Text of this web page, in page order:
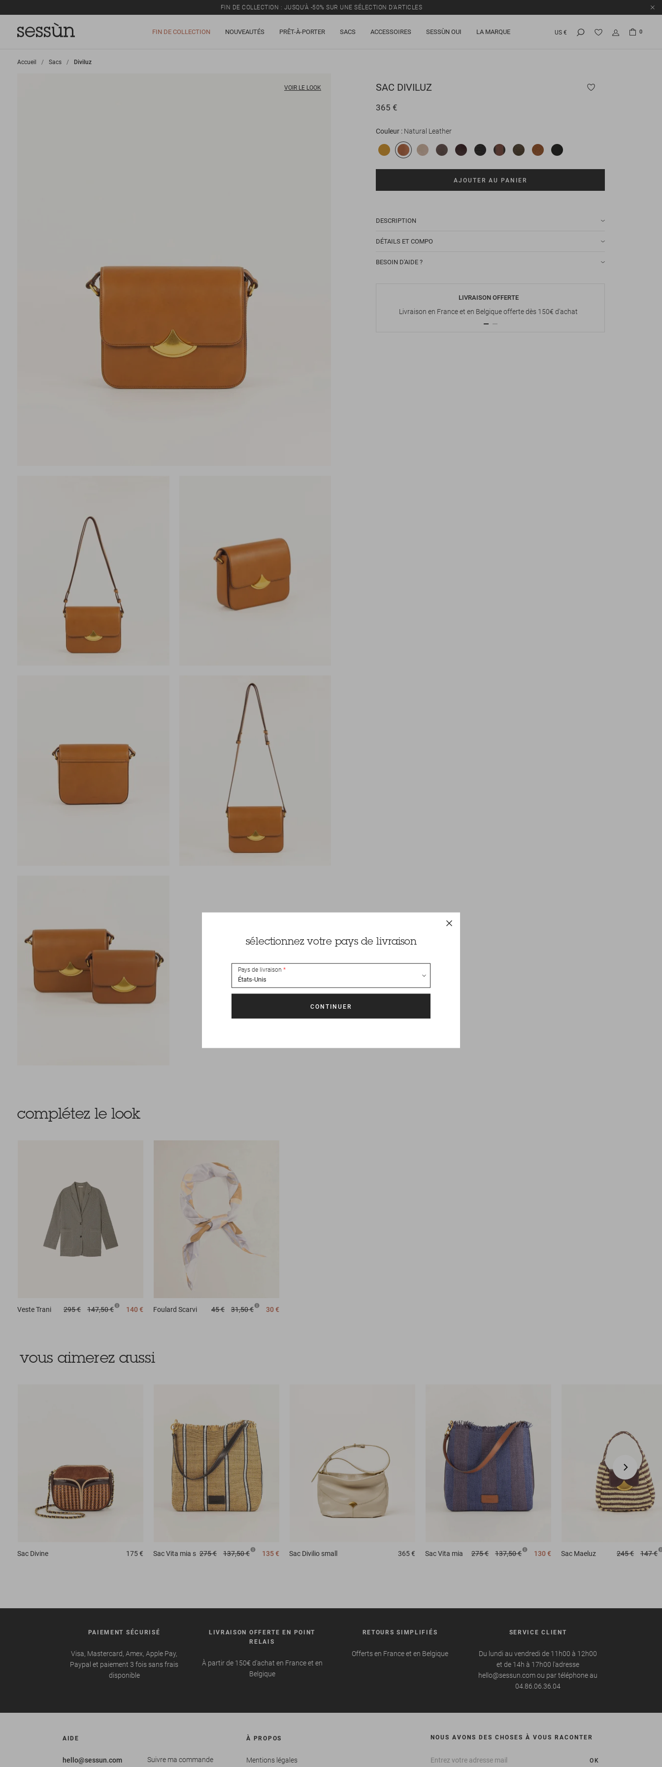
FIN DE COLLECTION : JUSQU’À -50% SUR UNE SÉLECTION D’ARTICLES
FIN DE COLLECTION NOUVEAUTÉS PRÊT-À-PORTER SACS ACCESSOIRES SESSÙN OUI LA MARQUE US € 0
Accueil >
Sacs >
Diviluz
VOIR LE LOOK SAC DIVILUZ
365 €
Couleur Natural Leather
AJOUTER AU PANIER
DESCRIPTION
DÉTAILS ET COMPO
BESOIN D'AIDE ?
LIVRAISON OFFERTE
Livraison en France et en Belgique offerte dès 150€ d'achat
complétez le look
VesteTrani 295 € 147,50 € 140 € Foulard Scarvi 45 € 31,50 € 30 €
vous aimerez aussi
Sac Divine 175 € SacVita mia s 275 € 137,50 € 135 € Sac Divilio small 365 € SacVita mia 275 € 137,50 € 130 € Sac Maeluz 245 € 147 €
PAIEMENT SÉCURISÉ
Visa, Mastercard, Amex, Apple Pay,
Paypal et paiement 3 fois sans frais
disponible
LIVRAISON OFFERTE EN POINT
RELAIS
À partir de 150€ d'achat en France et en
Belgique
RETOURS SIMPLIFIÉS
Offerts en France et en Belgique
SERVICE CLIENT
Du lundi au vendredi de 11h00 à 12h00
et de 14h à 17h00 l'adresse
hello@sessun.com ou par téléphone au
04.86.06.36.04
AIDE
hello@sessun.com
Suivre ma commande
À PROPOS
Mentions légales
NOUS AVONS DES CHOSES À VOUS RACONTER
OK
sélectionnez votre pays de livraison
Pays de livraison